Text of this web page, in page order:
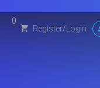
Register/Login
0